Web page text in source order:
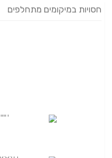
חסויות במיקומים מתחלפים